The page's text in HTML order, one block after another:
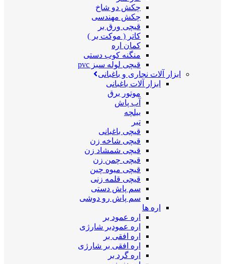
چکش دو شاخ
چکش مهندسی
قیچی ورق بر
کاتر ( موکت بر )
کمان اره
منگنه کوب دستی
قیچی لوله سبز pvc
ابزار آلات نجاری و باغبانی
ابزار آلات باغبانی
موتور برق
آب پاش
بیلچه
تبر
قیچی باغبانی
قیچی شاخه زن
قیچی شمشاد زن
قیچی چمن زن
قیچی میوه چین
قیچی قلمه زنی
سم پاش دستی
سم پاش رو دوشی
اره ها
اره عمود بر
اره عمودبر شارژی
اره افقی بر
اره افقی بر شارژی
اره گرد بر